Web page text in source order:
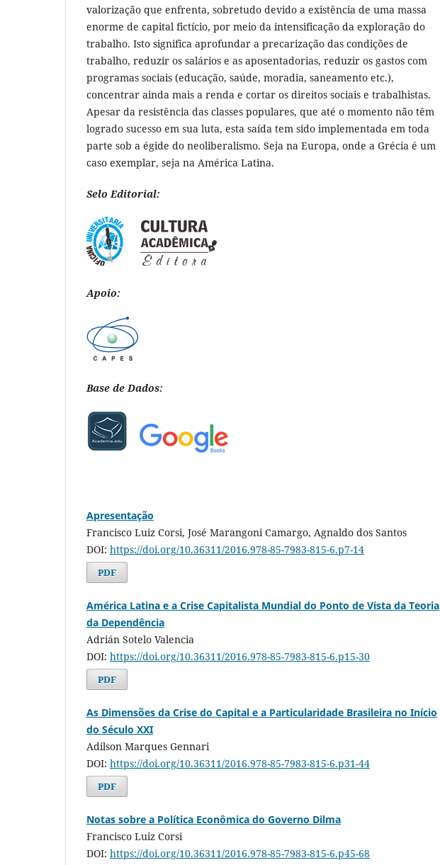
valorização que enfrenta, sobretudo devido a existência de uma massa
enorme de capital fictício, por meio da intensificação da exploração do
trabalho. Isto significa aprofundar a precarização das condições de
trabalho, reduzir os salários e as aposentadorias, reduzir os gastos com
programas sociais (educação, saúde, moradia, saneamento etc.),
concentrar ainda mais a renda e cortar os direitos sociais e trabalhistas.
Apesar da resistência das classes populares, que até o momento não têm
logrado sucesso em sua luta, esta saída tem sido implementada em toda
parte sob a égide do neoliberalismo. Seja na Europa, onde a Grécia é um
caso exemplar, seja na América Latina.
Selo Editorial:
Apoio:
Base de Dados:
Apresentação
Francisco Luiz Corsi, José Marangoni Camargo, Agnaldo dos Santos
DOI: https://doi.org/10.36311/2016.978-85-7983-815-6.p7-14
PDF
América Latina e a Crise Capitalista Mundial do Ponto de Vista da Teoria
da Dependência
Adrián Sotelo Valencia
DOI: https://doi.org/10.36311/2016.978-85-7983-815-6.p15-30
PDF
As Dimensões da Crise do Capital e a Particularidade Brasileira no Início
do Século XXI
Adilson Marques Gennari
DOI: https://doi.org/10.36311/2016.978-85-7983-815-6.p31-44
PDF
Notas sobre a Política Econômica do Governo Dilma
Francisco Luiz Corsi
DOI: https://doi.org/10.36311/2016.978-85-7983-815-6.p45-68